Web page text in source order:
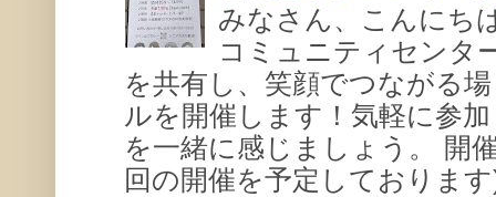
みなさん、こんにち
コミュニティセンタ
を共有し、笑顔でつながる
ルを開催します！気軽に参
を一緒に感じましょう。 開
回の開催を予定しておりま